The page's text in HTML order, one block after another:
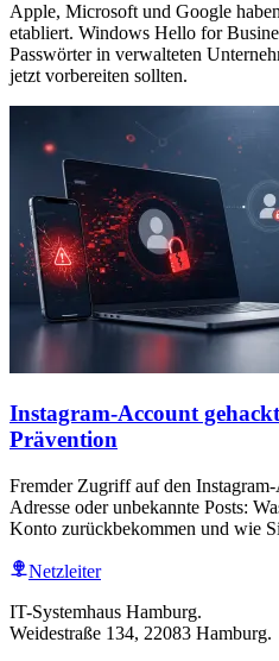
Apple, Microsoft und Google
etabliert. Windows Hello for
Passwörter in verwalteten
jetzt vorbereiten sollten.
Instagram-Account
Prävention
Fremder Zugriff auf den
Adresse oder unbekannte Posts:
Konto zurückbekommen und wie
Netzleiter
IT-Systemhaus Hamburg.
Weidestraße 134, 22083 Hamburg.